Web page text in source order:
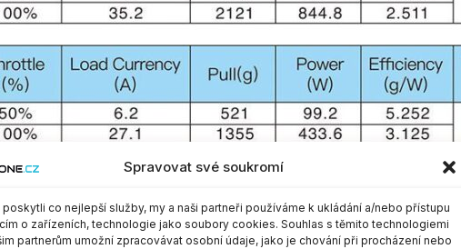
Spravovat své soukromí
co nejlepší služby, my a naši partneři používáme k ukládání a/nebo přístupu
o zařízeních, technologie jako soubory cookies. Souhlas s těmito technologiemi
partnerům umožní zpracovávat osobní údaje, jako je chování při procházení nebo